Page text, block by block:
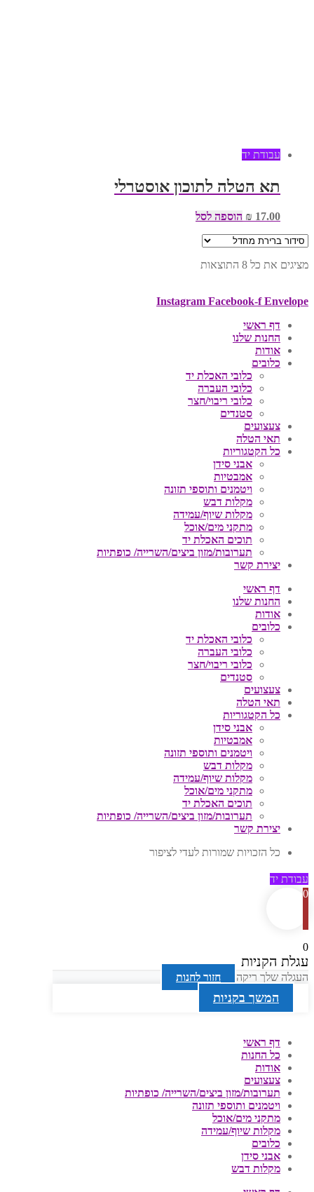
עבודת יד
תא הטלה לתוכון אוסטרלי
₪ 17.00 הוספה לסל
מציגים את כל ⁦8⁩ התוצאות
Instagram Facebook-f Envelope
דף ראשי
החנות שלנו
אודות
כלובים
כלובי האכלת יד
כלובי העברה
כלובי ריבוי/חצר
סטנדים
צעצועים
תאי הטלה
כל הקטגוריות
אבני סידן
אמבטיות
ויטמנים ותוספי תזונה
מקלות דבש
מקלות שיוף/עמידה
מתקני מים/אוכל
תוכים האכלת יד
תערובות/מזון ביצים/השרייה/ כופתיות
יצירת קשר
דף ראשי
החנות שלנו
אודות
כלובים
כלובי האכלת יד
כלובי העברה
כלובי ריבוי/חצר
סטנדים
צעצועים
תאי הטלה
כל הקטגוריות
אבני סידן
אמבטיות
ויטמנים ותוספי תזונה
מקלות דבש
מקלות שיוף/עמידה
מתקני מים/אוכל
תוכים האכלת יד
תערובות/מזון ביצים/השרייה/ כופתיות
יצירת קשר
כל הזכויות שמורות לעדי לציפור
עבודת יד
0
0
עגלת הקניות
העגלה שלך ריקה חזור לחנות
המשך בקניות
דף ראשי
כל החנות
אודות
צעצועים
תערובות/מזון ביצים/השרייה/ כופתיות
ויטמנים ותוספי תזונה
מתקני מים/אוכל
מקלות שיוף/עמידה
כלובים
אבני סידן
מקלות דבש